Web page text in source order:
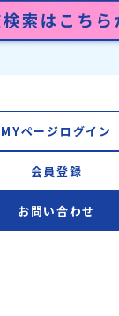
MYページログイン
会員登録
お問い合わせ